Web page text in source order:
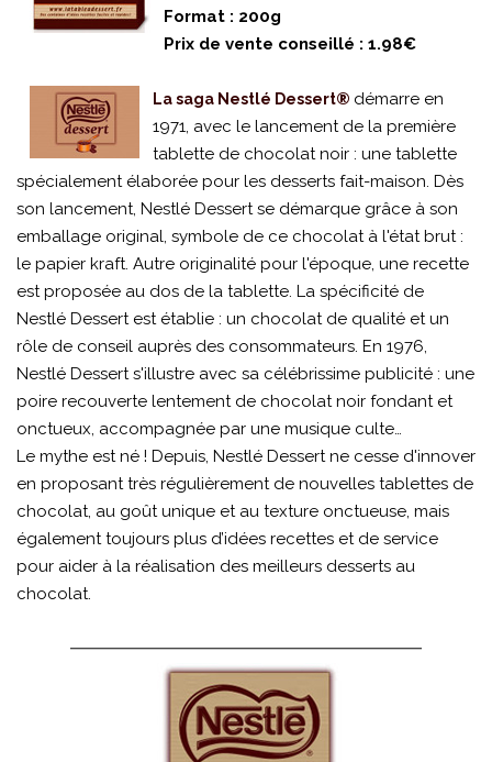
Format : 200g
Prix de vente conseillé : 1.98€
La saga Nestlé Dessert® démarre en
1971, avec le lancement de la première
tablette de chocolat noir : une tablette
spécialement élaborée pour les desserts fait-maison. Dès
son lancement, Nestlé Dessert se démarque grâce à son
emballage original, symbole de ce chocolat à l'état brut :
le papier kraft. Autre originalité pour l'époque, une recette
est proposée au dos de la tablette. La spécificité de
Nestlé Dessert est établie : un chocolat de qualité et un
rôle de conseil auprès des consommateurs. En 1976,
Nestlé Dessert s'illustre avec sa célébrissime publicité : une
poire recouverte lentement de chocolat noir fondant et
onctueux, accompagnée par une musique culte…
Le mythe est né ! Depuis, Nestlé Dessert ne cesse d'innover
en proposant très régulièrement de nouvelles tablettes de
chocolat, au goût unique et au texture onctueuse, mais
également toujours plus d’idées recettes et de service
pour aider à la réalisation des meilleurs desserts au
chocolat.